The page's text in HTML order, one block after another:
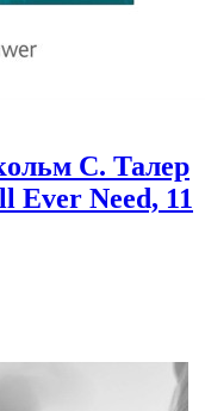
С. Талер
Ever Need, 11